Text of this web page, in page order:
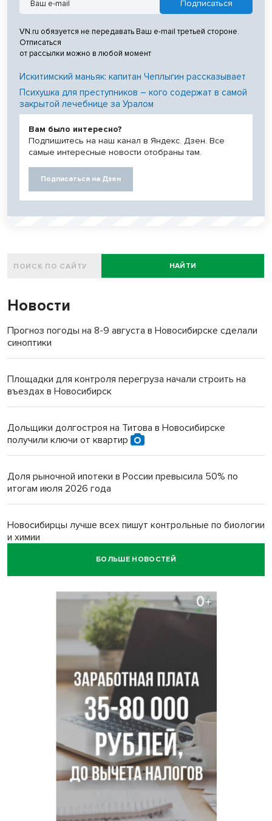
VN.ru обязуется не передавать Ваш e-mail третьей стороне.
Отписаться
от рассылки можно в любой момент
Искитимский маньяк: капитан Чеплыгин рассказывает
Психушка для преступников – кого содержат в самой
закрытой лечебнице за Уралом
Вам было интересно?
Подпишитесь на наш канал в Яндекс. Дзен. Все
самые интересные новости отобраны там.
Подписаться на Дзен
НАЙТИ
Новости
Прогноз погоды на 8-9 августа в Новосибирске сделали
синоптики
Площадки для контроля перегруза начали строить на
въездах в Новосибирск
Дольщики долгостроя на Титова в Новосибирске
получили ключи от квартир
Доля рыночной ипотеки в России превысила 50% по
итогам июля 2026 года
Новосибирцы лучше всех пишут контрольные по биологии
и химии
Нейросеть для диагностики депрессии в крови создали в
Двум бойцам СВО после минно-взрывной травмы
«оживили» нервы в Новосибирске
Персидский ковер «108 шахов» впервые вывезли из музея
Востока в Новосибирск
Актриса из Новосибирска Евгения Туркова сыграла мать
в сериале «Малой»
БОЛЬШЕ НОВОСТЕЙ